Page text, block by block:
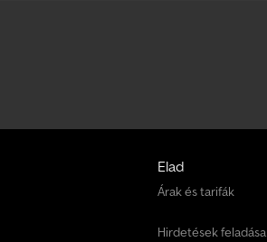
Elad
Árak és tarifák
Hirdetések feladása